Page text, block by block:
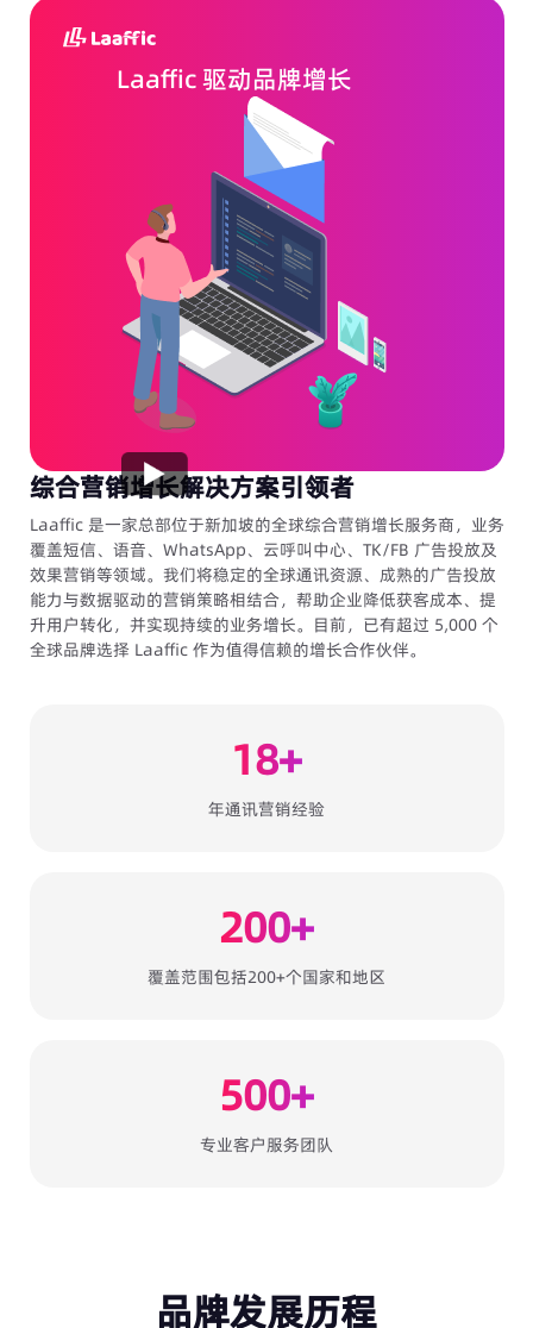
Laaffic 驱动品牌增长
综合营销增长解决方案引领者
Laaffic 是一家总部位于新加坡的全球综合营销增长服务商，业务
覆盖短信、语音、WhatsApp、云呼叫中心、TK/FB 广告投放及
效果营销等领域。我们将稳定的全球通讯资源、成熟的广告投放
能力与数据驱动的营销策略相结合，帮助企业降低获客成本、提
升用户转化，并实现持续的业务增长。目前，已有超过 5,000 个
全球品牌选择 Laaffic 作为值得信赖的增长合作伙伴。
18+
年通讯营销经验
200+
覆盖范围包括200+个国家和地区
500+
专业客户服务团队
品牌发展历程